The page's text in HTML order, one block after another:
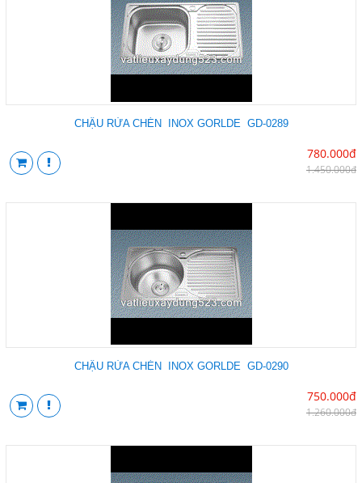
CHẬU RỬA CHÉN INOX GORLDE GD-0289
780.000đ
1.450.000đ
CHẬU RỬA CHÉN INOX GORLDE GD-0290
750.000đ
1.260.000đ